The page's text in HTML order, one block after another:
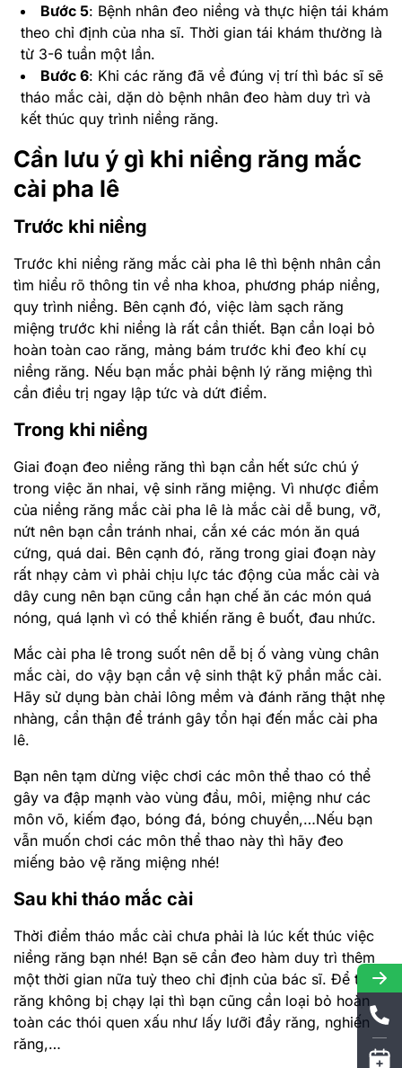
Bước 5: Bệnh nhân đeo niềng và thực hiện tái khám
theo chỉ định của nha sĩ. Thời gian tái khám thường là
từ 3-6 tuần một lần.
Bước 6: Khi các răng đã về đúng vị trí thì bác sĩ sẽ
tháo mắc cài, dặn dò bệnh nhân đeo hàm duy trì và
kết thúc quy trình niềng răng.
Cần lưu ý gì khi niềng răng mắc
cài pha lê
Trước khi niềng
Trước khi niềng răng mắc cài pha lê thì bệnh nhân cần
tìm hiểu rõ thông tin về nha khoa, phương pháp niềng,
quy trình niềng. Bên cạnh đó, việc làm sạch răng
miệng trước khi niềng là rất cần thiết. Bạn cần loại bỏ
hoàn toàn cao răng, mảng bám trước khi đeo khí cụ
niềng răng. Nếu bạn mắc phải bệnh lý răng miệng thì
cần điều trị ngay lập tức và dứt điểm.
Trong khi niềng
Giai đoạn đeo niềng răng thì bạn cần hết sức chú ý
trong việc ăn nhai, vệ sinh răng miệng. Vì nhược điểm
của niềng răng mắc cài pha lê là mắc cài dễ bung, vỡ,
nứt nên bạn cần tránh nhai, cắn xé các món ăn quá
cứng, quá dai. Bên cạnh đó, răng trong giai đoạn này
rất nhạy cảm vì phải chịu lực tác động của mắc cài và
dây cung nên bạn cũng cần hạn chế ăn các món quá
nóng, quá lạnh vì có thể khiến răng ê buốt, đau nhức.
Mắc cài pha lê trong suốt nên dễ bị ố vàng vùng chân
mắc cài, do vậy bạn cần vệ sinh thật kỹ phần mắc cài.
Hãy sử dụng bàn chải lông mềm và đánh răng thật nhẹ
nhàng, cẩn thận để tránh gây tổn hại đến mắc cài pha
lê.
Bạn nên tạm dừng việc chơi các môn thể thao có thể
gây va đập mạnh vào vùng đầu, môi, miệng như các
môn võ, kiếm đạo, bóng đá, bóng chuyền,…Nếu bạn
vẫn muốn chơi các môn thể thao này thì hãy đeo
miếng bảo vệ răng miệng nhé!
Sau khi tháo mắc cài
Thời điểm tháo mắc cài chưa phải là lúc kết thúc việc
niềng răng bạn nhé! Bạn sẽ cần đeo hàm duy trì thêm
một thời gian nữa tuỳ theo chỉ định của bác sĩ. Để tránh
răng không bị chạy lại thì bạn cũng cần loại bỏ hoàn
toàn các thói quen xấu như lấy lưỡi đẩy răng, nghiến
răng,…